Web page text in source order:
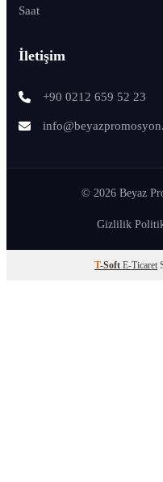
Saat
İletişim
+90 0212 659 52 23
© 2026 Beyaz
Gizlilik
T-Soft E-Ticaret